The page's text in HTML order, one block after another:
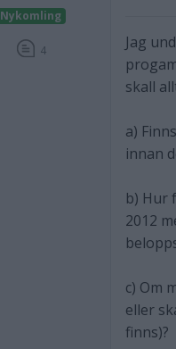
Nykomling
4
Jag
skall
a)
innan
b) Hur
2012
c) Om
eller
finns)?